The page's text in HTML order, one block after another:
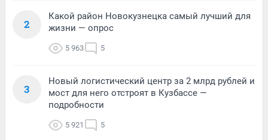
2
Какой район Новокузнецка самый лучший для
жизни — опрос
5 963 5
3
Новый логистический центр за 2 млрд рублей и
мост для него отстроят в Кузбассе —
подробности
5 921 5